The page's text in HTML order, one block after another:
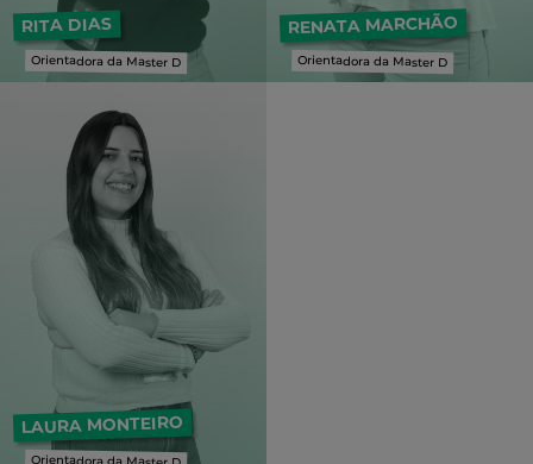
RITA DIAS
Orientadora da Master D
RENATA MARCHÃO
Orientadora da Master D
LAURA MONTEIRO